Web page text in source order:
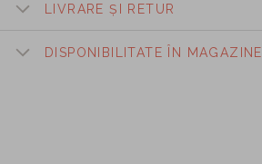
LIVRARE ȘI RETUR
DISPONIBILITATE ÎN MAGAZINE